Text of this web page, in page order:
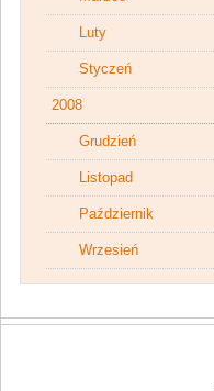
Luty
Styczeń
2008
Grudzień
Listopad
Październik
Wrzesień